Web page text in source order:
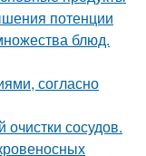
потенции
блюд.
согласно
сосудов.